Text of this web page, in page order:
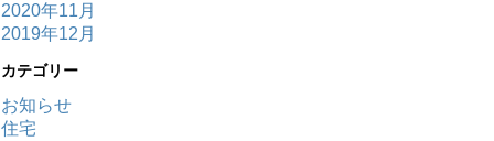
2020年11月
2019年12月
カテゴリー
お知らせ
住宅